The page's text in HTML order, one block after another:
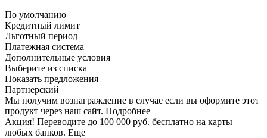
По умолчанию
Кредитный лимит
Льготный период
Платежная система
Дополнительные условия
Выберите из списка
Показать предложения
Партнерский
Мы получим вознаграждение в случае если вы оформите этот
продукт через наш сайт. Подробнее
Акция! Переводите до 100 000 руб. бесплатно на карты
любых банков. Еще